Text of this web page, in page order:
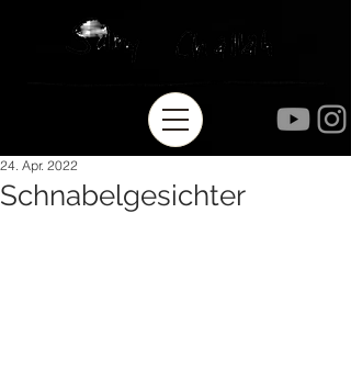
Schnabelgesichter
24. Apr. 2022